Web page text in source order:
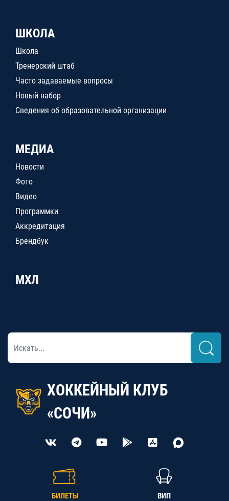
ШКОЛА
Школа
Тренерский штаб
Часто задаваемые вопросы
Новый набор
Сведения об образовательной организации
МЕДИА
Новости
Фото
Видео
Программки
Аккредитация
Брендбук
МХЛ
ХОККЕЙНЫЙ КЛУБ
«СОЧИ»
БИЛЕТЫ ВИП